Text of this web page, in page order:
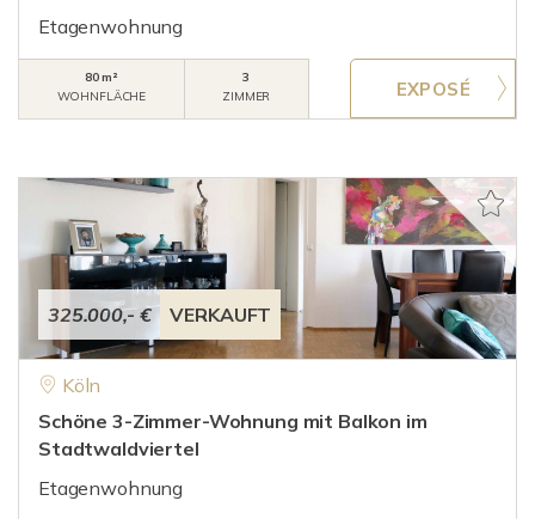
Etagenwohnung
80 m²
WOHNFLÄCHE
3
ZIMMER
325.000,- € VERKAUFT
Köln
Schöne 3-Zimmer-Wohnung mit Balkon im
Stadtwaldviertel
Etagenwohnung